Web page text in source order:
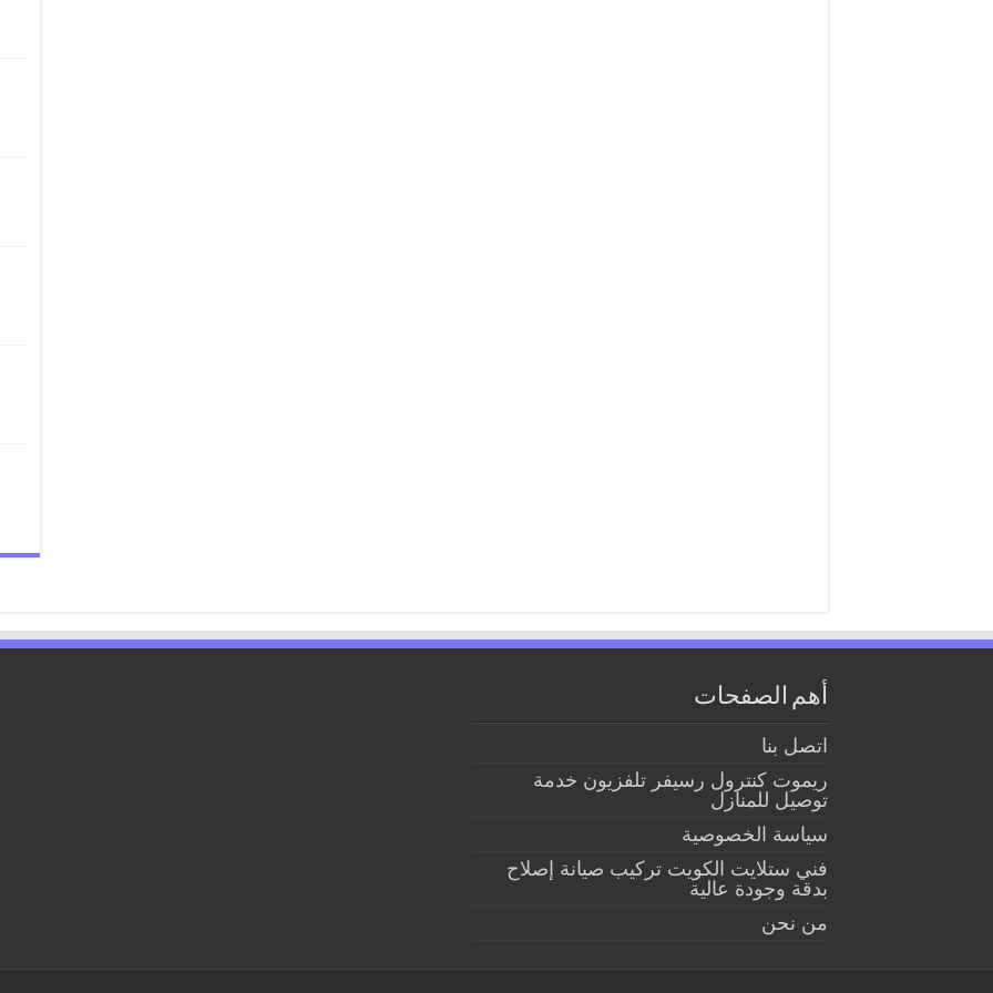
أهم الصفحات
اتصل بنا
ريموت كنترول رسيفر تلفزيون خدمة
توصيل للمنازل
سياسة الخصوصية
فني ستلايت الكويت تركيب صيانة إصلاح
بدقة وجودة عالية
من نحن